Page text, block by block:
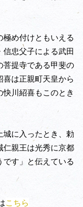
め付けともいえる
忠父子による武田
菩提寺である甲斐の
は正親町天皇から
川紹喜もこのとき
城に入ったとき、勅
仁親王は光秀に京都
す」と伝えている
こちら